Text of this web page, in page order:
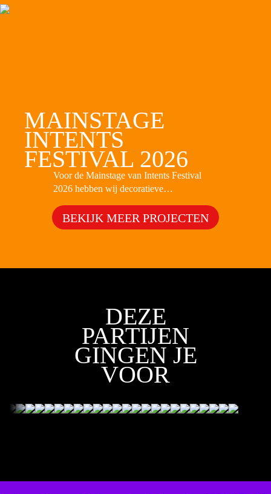
MAINSTAGE
INTENTS
FESTIVAL 2026
Voor de Mainstage van Intents Festival
2026 hebben wij decoratieve
onderdeel van het podiumontwerp. De
helmen werden bovenop de stage geplaatst
aangeleverde ontwerp hebben we de
BEKIJK MEER PROJECTEN
DEZE
PARTIJEN
GINGEN JE
VOOR